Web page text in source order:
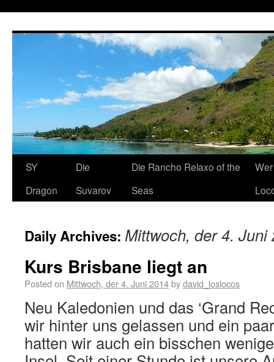
SY
Dragon
Die
Suvarov
Die Rancho Relaxo of the
Seas
Daily Archives: Mittwoch, der 4. Juni
Kurs Brisbane liegt an
Posted on Mittwoch, der 4. Juni 2014bydavid_loslocos
Neu Kaledonien und das ‘Grand
wir hinter uns gelassen und ein
hatten wir auch ein bisschen